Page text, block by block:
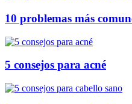
10 problemas más
5 consejos para acné